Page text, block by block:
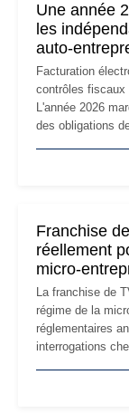
Une année
les
auto-
Facturation
contrôles
L'année 2026
des obligations
les auto-
Franchise
réellement
micro-
La franchise de
régime de la
réglementaires
interrogations
facturation ou